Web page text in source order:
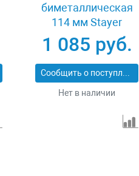
биметаллическая
114 мм Stayer
PROFESSIONAL
29547-114
1 085 руб.
Сообщить о поступлении
Нет в наличии